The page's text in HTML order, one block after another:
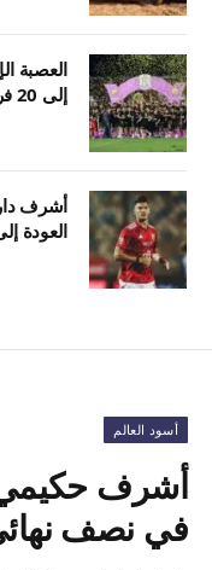
العصبة
إلى 20 فريقا
أشرف
العودة
أسود العالم
أشرف حكيمي
في نصف